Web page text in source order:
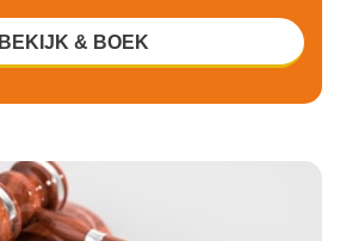
BEKIJK & BOEK